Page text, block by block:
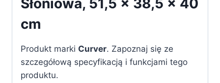
cm
Produkt marki Curver. Zapoznaj się ze
szczegółową specyfikacją i funkcjami tego
produktu.